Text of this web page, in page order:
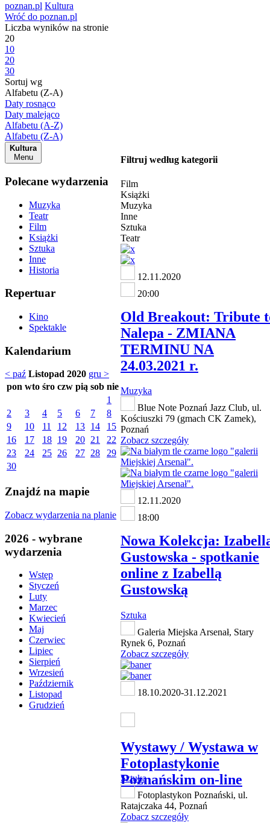
poznan.pl Kultura
Wróć do poznan.pl
Liczba wyników na stronie
20
10
20
30
Sortuj wg
Alfabetu (Z-A)
Daty rosnąco
Daty malejąco
Alfabetu (A-Z)
Alfabetu (Z-A)
Kultura
Menu
Polecane wydarzenia
Muzyka
Teatr
Film
Książki
Sztuka
Inne
Historia
Repertuar
Kino
Spektakle
Kalendarium
< paź Listopad 2020 gru >
pon wto śro czw pią sob nie
1
2
3 4 5 6 7
8
9
10 11 12 13 14
15
16
17 18 19 20 21
22
23
24 25 26 27 28
29
30
Znajdź na mapie
Zobacz wydarzenia na planie
2026 - wybrane
wydarzenia
Wstęp
Styczeń
Luty
Marzec
Kwiecień
Maj
Czerwiec
Lipiec
Sierpień
Wrzesień
Październik
Listopad
Grudzień
Filtruj według kategorii
Film
Książki
Muzyka
Inne
Sztuka
Teatr
12.11.2020
20:00
Old Breakout: Tribute
Nalepa - ZMIANA
TERMINU NA
24.03.2021 r.
Muzyka
Blue Note Poznań Jazz Club, ul.
Kościuszki 79 (gmach CK Zamek),
Poznań
Zobacz szczegóły
12.11.2020
18:00
Nowa Kolekcja:
Gustowska - spotkanie
online z Izabellą
Gustowską
Sztuka
Galeria Miejska Arsenał, Stary
Rynek 6, Poznań
Zobacz szczegóły
18.10.2020-31.12.2021
Wystawy / Wystawa w
Fotoplastykonie
Poznańskim on-line
Sztuka
Fotoplastykon Poznański, ul.
Ratajczaka 44, Poznań
Zobacz szczegóły